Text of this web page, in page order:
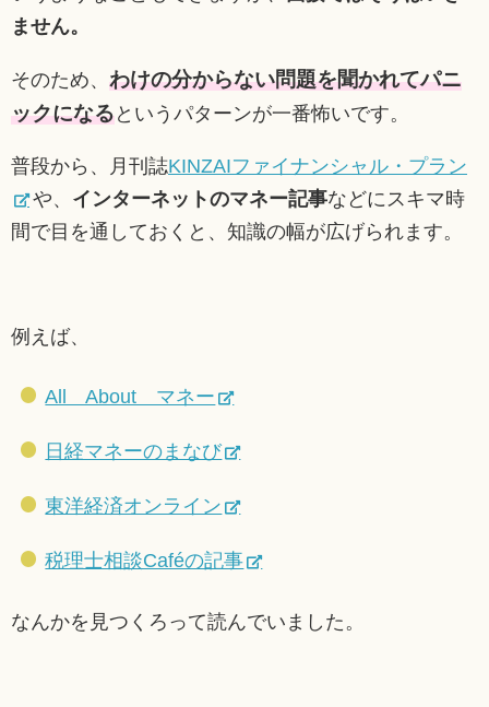
ません。
そのため、 わけの分からない問題を聞かれてパニ
ックになるというパターンが一番怖いです。
普段から、月刊誌KINZAIファイナンシャル・プラン
や、 インターネットのマネー記事などにスキマ時
間で目を通しておくと、知識の幅が広げられます。
例えば、
All About マネー
日経マネーのまなび
東洋経済オンライン
税理士相談Caféの記事
なんかを見つくろって読んでいました。